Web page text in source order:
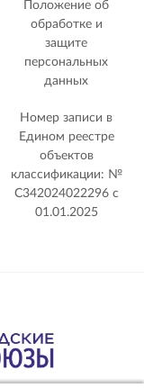
Положение об
обработке и
защите
персональных
данных
Номер записи в
Едином реестре
объектов
классификации: №
С342024022296 c
01.01.2025